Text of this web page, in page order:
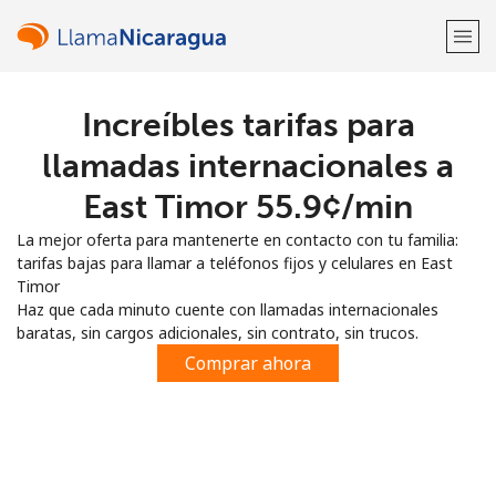
¡Bienvenido!
Regístrate con
o
Increíbles tarifas para
llamadas internacionales a
East Timor ⁦55.9¢⁩/min
La mejor oferta para mantenerte en contacto con tu familia:
tarifas bajas para llamar a teléfonos fijos y celulares en East
Timor
Haz que cada minuto cuente con llamadas internacionales
baratas, sin cargos adicionales, sin contrato, sin trucos.
Comprar ahora